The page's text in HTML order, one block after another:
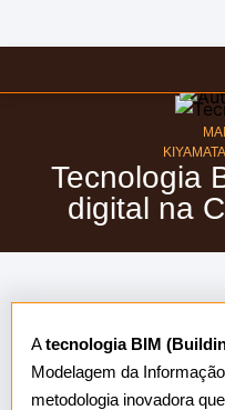
Tecnologia
digital na
Atecnologia BIM
Modelagem da
metodologia inovadora